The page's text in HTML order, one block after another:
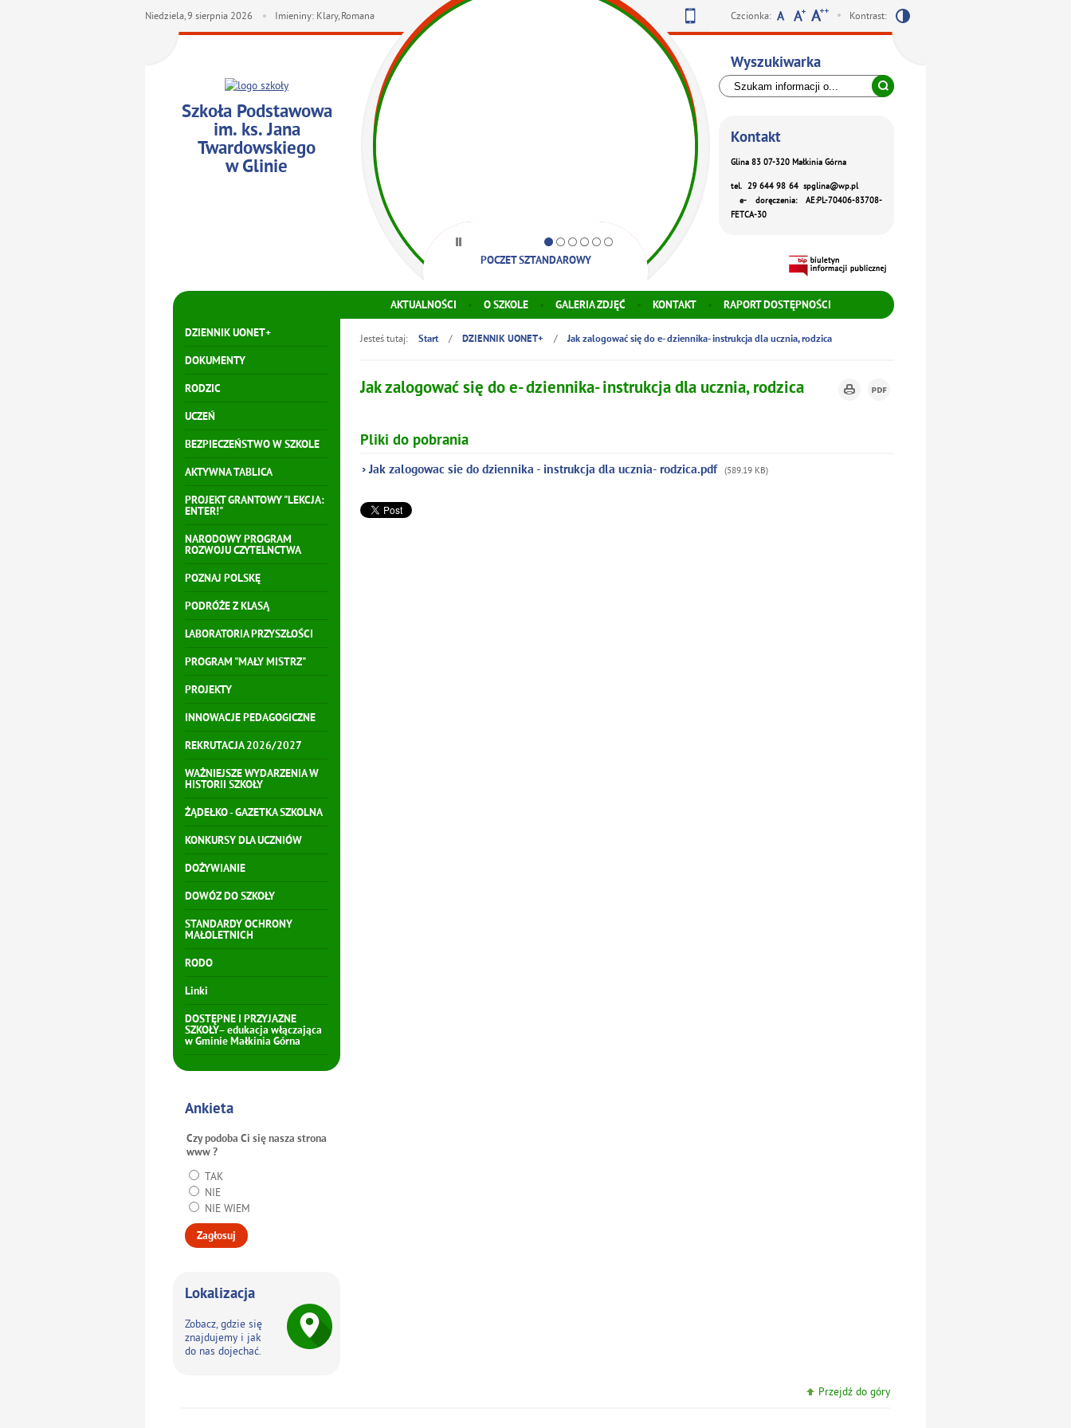
Szkoła Podstawowa
im. ks. Jana
Twardowskiego
w Glinie
Czcionka: Kontrast:
Wyszukiwarka
Kontakt
Glina 83 07-320 Małkinia Górna
tel. 29 644 98 64 spglina@wp.pl
e- doręczenia: AE:PL-70406-83708-
FETCA-30
Niedziela, 9 sierpnia 2026 Imieniny: Klary, Romana
POCZET SZTANDAROWY
1 2 3 4 5 6
AKTUALNOŚCI O SZKOLE GALERIA ZDJĘĆ KONTAKT RAPORT DOSTĘPNOŚCI
DZIENNIK UONET+
DOKUMENTY
RODZIC
UCZEŃ
BEZPIECZEŃSTWO W SZKOLE
AKTYWNA TABLICA
PROJEKT GRANTOWY "LEKCJA:
ENTER!"
NARODOWY PROGRAM
ROZWOJU CZYTELNCTWA
POZNAJ POLSKĘ
PODRÓŻE Z KLASĄ
LABORATORIA PRZYSZŁOŚCI
PROGRAM "MAŁY MISTRZ"
PROJEKTY
INNOWACJE PEDAGOGICZNE
REKRUTACJA 2026/2027
WAŻNIEJSZE WYDARZENIA W
HISTORII SZKOŁY
ŻĄDEŁKO - GAZETKA SZKOLNA
KONKURSY DLA UCZNIÓW
DOŻYWIANIE
DOWÓZ DO SZKOŁY
STANDARDY OCHRONY
MAŁOLETNICH
RODO
Linki
DOSTĘPNE I PRZYJAZNE
SZKOŁY– edukacja włączająca
w Gminie Małkinia Górna
Ankieta
Czy podoba Ci się nasza strona
www ?
TAK
NIE
NIE WIEM
Lokalizacja
Zobacz, gdzie się
znajdujemy i jak
do nas dojechać.
Jesteś tutaj: Start / DZIENNIK UONET+ / Jak zalogować się do e- dziennika- instrukcja dla ucznia, rodzica
Jak zalogować się do e- dziennika- instrukcja dla ucznia, rodzica
Pliki do pobrania
Jak zalogowac sie do dziennika - instrukcja dla ucznia- rodzica.pdf (589.19 KB)
Przejdź do góry